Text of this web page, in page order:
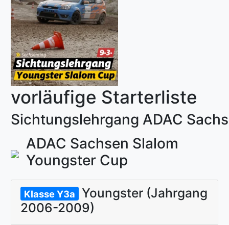
vorläufige Starterliste
Sichtungslehrgang ADAC
ADAC Sachsen Slalom
Youngster Cup
Klasse Y3a
Youngster (Jahrgang
2006-2009)